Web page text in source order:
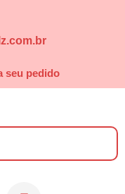
seu pedido